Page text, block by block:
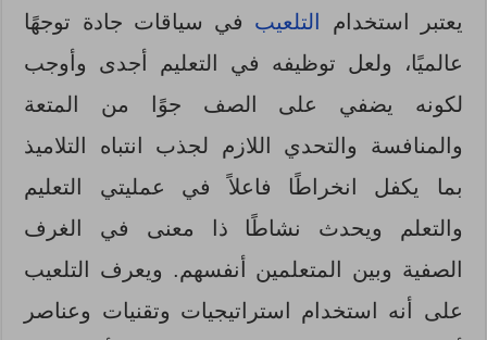
يعتبر استخدام التلعيب في سياقات جادة توجهًا
عالميًا، ولعل توظيفه في التعليم أجدى وأوجب
لكونه يضفي على الصف جوًا من المتعة
والمنافسة والتحدي اللازم لجذب انتباه التلاميذ
بما يكفل انخراطًا فاعلاً في عمليتي التعليم
والتعلم ويحدث نشاطًا ذا معنى في الغرف
الصفية وبين المتعلمين أنفسهم. ويعرف التلعيب
على أنه استخدام استراتيجيات وتقنيات وعناصر